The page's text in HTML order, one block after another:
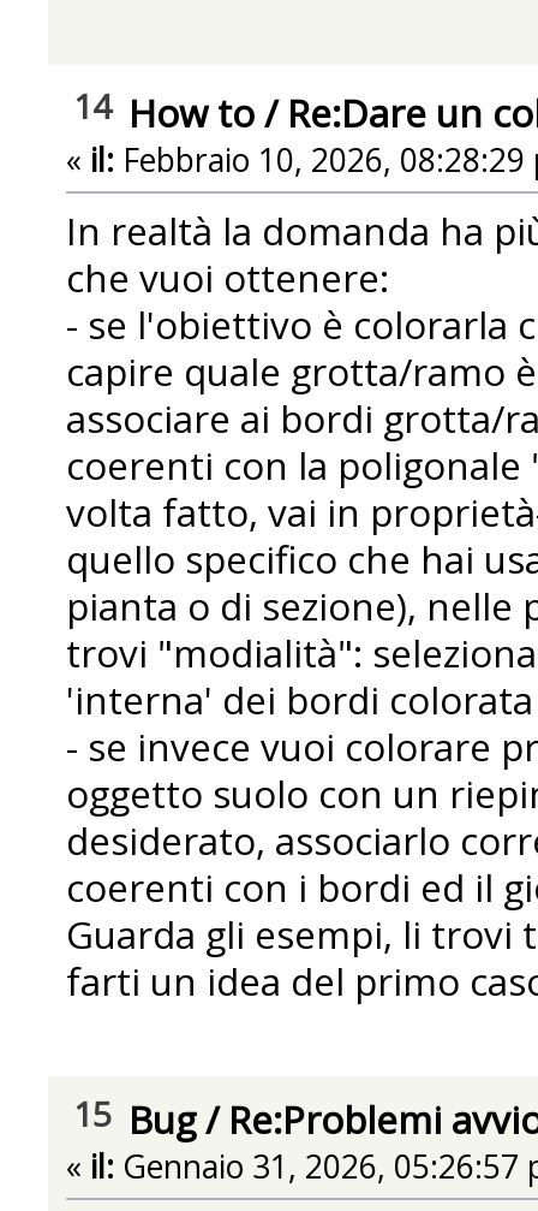
14 How to/ Re:Dare un
« il: Febbraio 10, 2026, 08:28:29
In realtà la domanda ha
che vuoi ottenere:
- se l'obiettivo è colorarla
capire quale grotta/ramo
associare ai bordi grotta/
coerenti con la
volta fatto, vai in
quello specifico che hai
pianta o di sezione),
trovi "modialità":
'interna' dei bordi
- se invece vuoi colorare
oggetto suolo con un
desiderato, associarlo
coerenti con i bordi ed il
Guarda gli esempi, li
farti un idea del primo
15 Bug/ Re:Problemi
« il: Gennaio 31, 2026, 05:26:57